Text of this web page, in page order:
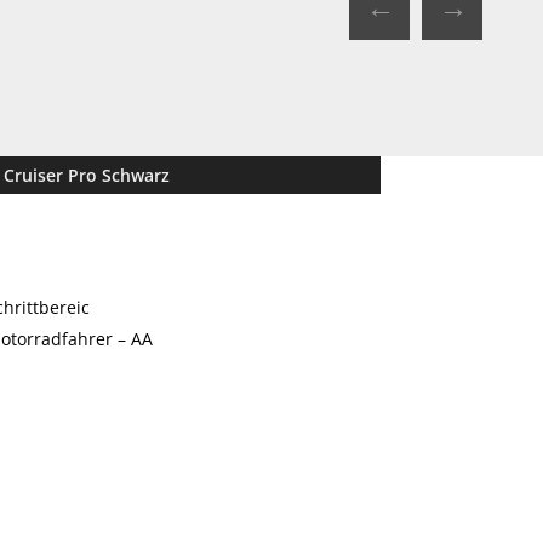
Pro Schwarz
– AA